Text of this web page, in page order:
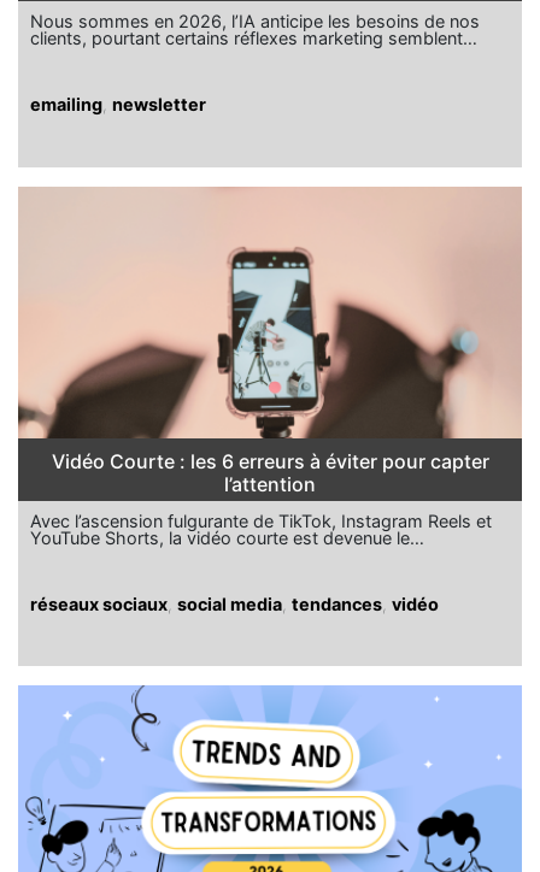
Nous sommes en 2026, l’IA anticipe les besoins de nos
clients, pourtant certains réflexes marketing semblent…
emailing newsletter
Vidéo Courte : les 6 erreurs à éviter pour capter
l’attention
Avec l’ascension fulgurante de TikTok, Instagram Reels et
YouTube Shorts, la vidéo courte est devenue le…
réseaux sociaux social media tendances vidéo